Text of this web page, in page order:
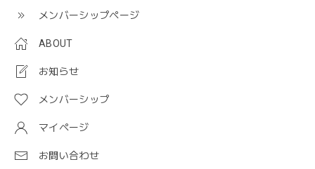
メンバーシップページ
ABOUT
お知らせ
メンバーシップ
マイページ
お問い合わせ